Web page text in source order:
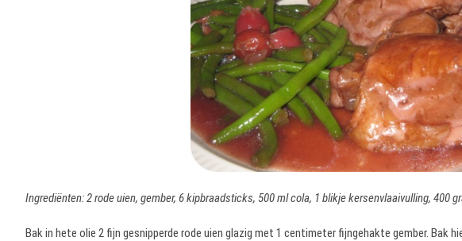
Ingrediënten: 2 rode uien, gember, 6 kipbraadsticks, 500 ml cola, 1 blikje kersenvlaaivulling, 400
Bak in hete olie 2 fijn gesnipperde rode uien glazig met 1 centimeter fijngehakte gember. Bak